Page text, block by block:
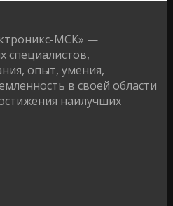
МСК» —
специалистов,
опыт, умения,
в своей области
наилучших